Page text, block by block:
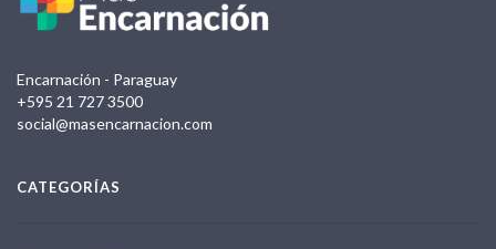
Encarnación - Paraguay
+595 21 727 3500
social@masencarnacion.com
CATEGORÍAS